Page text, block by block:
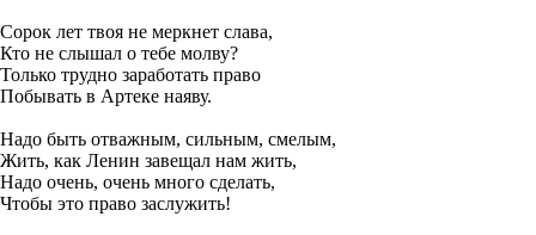
Сорок лет твоя не меркнет слава,
Кто не слышал о тебе молву?
Только трудно заработать право
Побывать в Артеке наяву.
Надо быть отважным, сильным, смелым,
Жить, как Ленин завещал нам жить,
Надо очень, очень много сделать,
Чтобы это право заслужить!